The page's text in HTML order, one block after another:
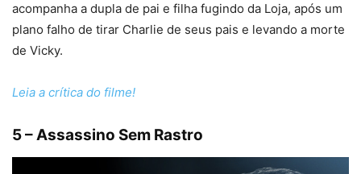
acompanha a dupla de pai e filha fugindo da Loja, após um
plano falho de tirar Charlie de seus pais e levando a morte
de Vicky.
Leia a crítica do filme!
5 – Assassino Sem Rastro